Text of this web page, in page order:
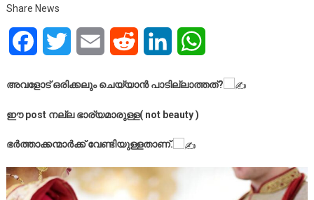
Share News
FacebookTwitter Email Reddit LinkedIn
അവളോട് ഒരിക്കലും ചെയ്യാൻ പാടില്ലാത്തത്?
ഈ post നല്ല ഭാര്യമാരുള്ള( not beauty )
ഭർത്താക്കന്മാർക്ക് വേണ്ടിയുള്ളതാണ്.